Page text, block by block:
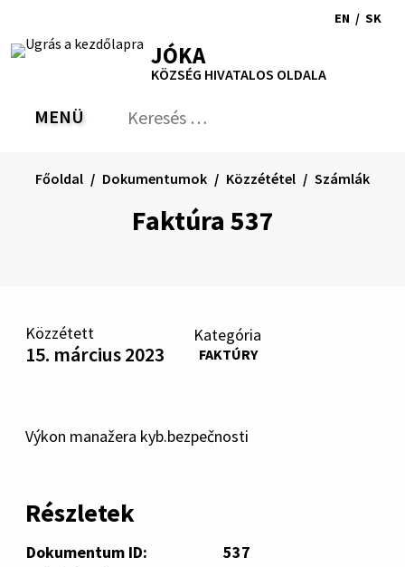
tartalomra
RSS Oldaltérkép
Nyomtatás
EN / SK
JÓKA
KÖZSÉG HIVATALOS OLDALA
VÁLTÁS
MENÜ Keresés:
Faktúra 537
Főoldal Dokumentumok Közzététel Számlák
Közzétett
15. március 2023
Kategória
FAKTÚRY
Výkon manažera kyb.bezpečnosti
Részletek
Dokumentum ID:
537